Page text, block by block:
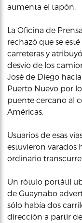
aumenta el tapón.
La Oficina de
rechazó que se
carreteras y
desvío de los
José de Diego
Puerto Nuevo por
puente cercano al
Américas.
Usuarios de esas
estuvieron varados
ordinario
Un rótulo portátil
de Guaynabo
sólo había dos
dirección a partir